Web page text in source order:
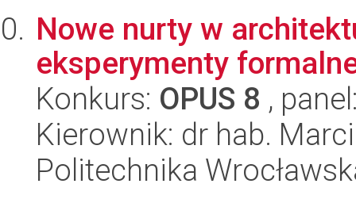
Nowe nurty w
eksperymenty
Konkurs: OPUS 8 ,
Kierownik: dr hab.
Politechnika